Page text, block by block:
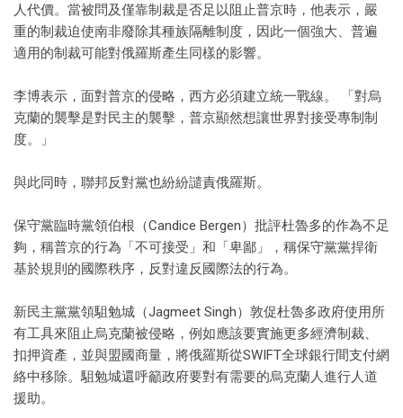
人代價。當被問及僅靠制裁是否足以阻止普京時，他表示，嚴
重的制裁迫使南非廢除其種族隔離制度，因此一個強大、普遍
適用的制裁可能對俄羅斯產生同樣的影響。
李博表示，面對普京的侵略，西方必須建立統一戰線。 「對烏
克蘭的襲擊是對民主的襲擊，普京顯然想讓世界對接受專制制
度。」
與此同時，聯邦反對黨也紛紛譴責俄羅斯。
保守黨臨時黨領伯根（Candice Bergen）批評杜魯多的作為不足
夠，稱普京的行為「不可接受」和「卑鄙」，稱保守黨黨捍衛
基於規則的國際秩序，反對違反國際法的行為。
新民主黨黨領駔勉城（Jagmeet Singh）敦促杜魯多政府使用所
有工具來阻止烏克蘭被侵略，例如應該要實施更多經濟制裁、
扣押資產，並與盟國商量，將俄羅斯從SWIFT全球銀行間支付網
絡中移除。駔勉城還呼籲政府要對有需要的烏克蘭人進行人道
援助。